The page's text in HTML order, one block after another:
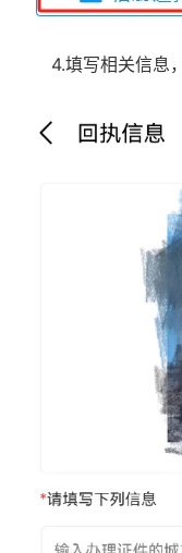
4.填写相关信息